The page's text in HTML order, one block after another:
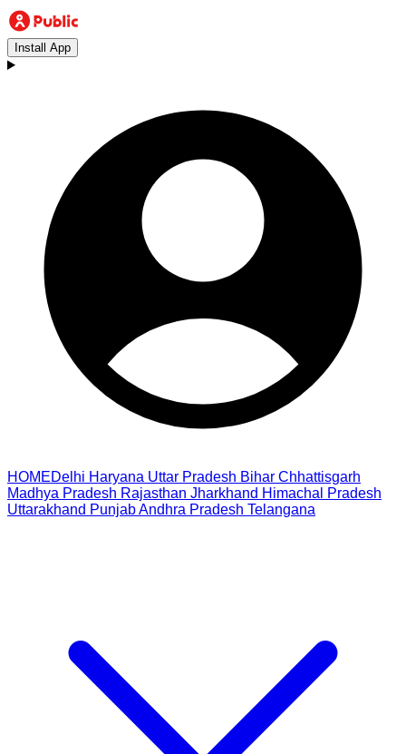
Install App
HOMEDelhi Haryana Uttar Pradesh Bihar Chhattisgarh
Madhya Pradesh Rajasthan Jharkhand Himachal Pradesh
Uttarakhand PunjabAndhra Pradesh Telangana